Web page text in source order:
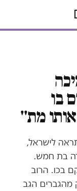
בו
מת"
לישראל,
בת חמש.
בכו. הרוב
מהגברים הגב